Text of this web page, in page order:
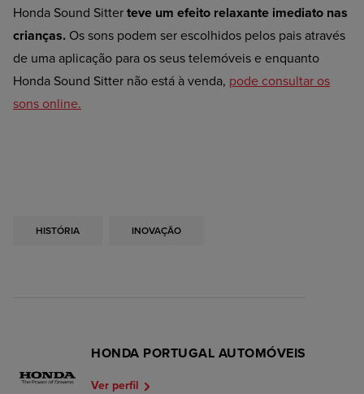
Honda Sound Sitter teve um efeito relaxante imediato nas
crianças. Os sons podem ser escolhidos pelos pais através
de uma aplicação para os seus telemóveis e enquanto
Honda Sound Sitter não está à venda, pode consultar os
sons online.
HISTÓRIA INOVAÇÃO
HONDA PORTUGAL AUTOMÓVEIS
Ver perfil